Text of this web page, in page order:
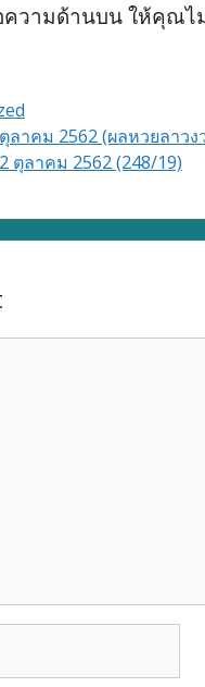
วามด้านบน ให้คุณไ
ตุลาคม 2562 (248/19)